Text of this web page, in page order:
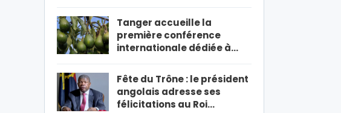
Tanger accueille la
première conférence
internationale dédiée à…
Fête du Trône : le président
angolais adresse ses
félicitations au Roi…